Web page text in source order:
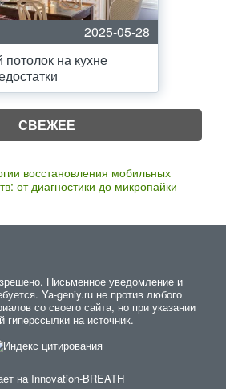
2025-05-28
на кухне
СВЕЖЕЕ
восстановления мобильных
от диагностики до микропайки
Письменное уведомление и
Ya-geniy.ru не против любого
со своего сайта, но при указании
гиперссылки на источник.
на Innovation-BREATH